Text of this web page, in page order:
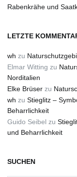
Rabenkrähe und
LETZTE
wh zu
Elmar Witting zu
Norditalien
Elke Brüser zu
wh zu Stieglitz –
Beharrlichkeit
Guido Seibel zu
und Beharrlichkeit
SUCHEN